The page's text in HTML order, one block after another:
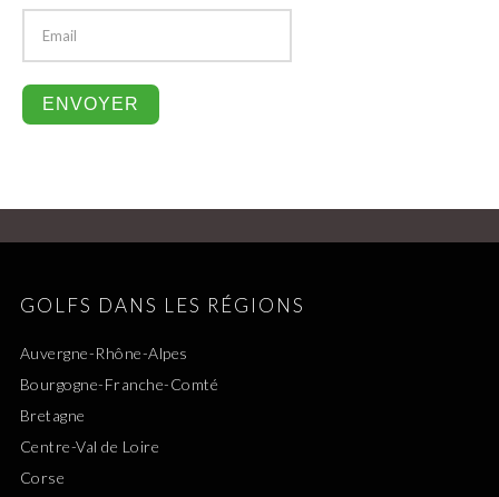
GOLFS DANS LES RÉGIONS
Auvergne-Rhône-Alpes
Bourgogne-Franche-Comté
Bretagne
Centre-Val de Loire
Corse